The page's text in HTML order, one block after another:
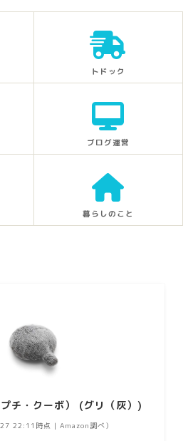
トドック
ブログ運営
暮らしのこと
・クーボ） (グリ（灰）)
22:11時点 | Amazon調べ）